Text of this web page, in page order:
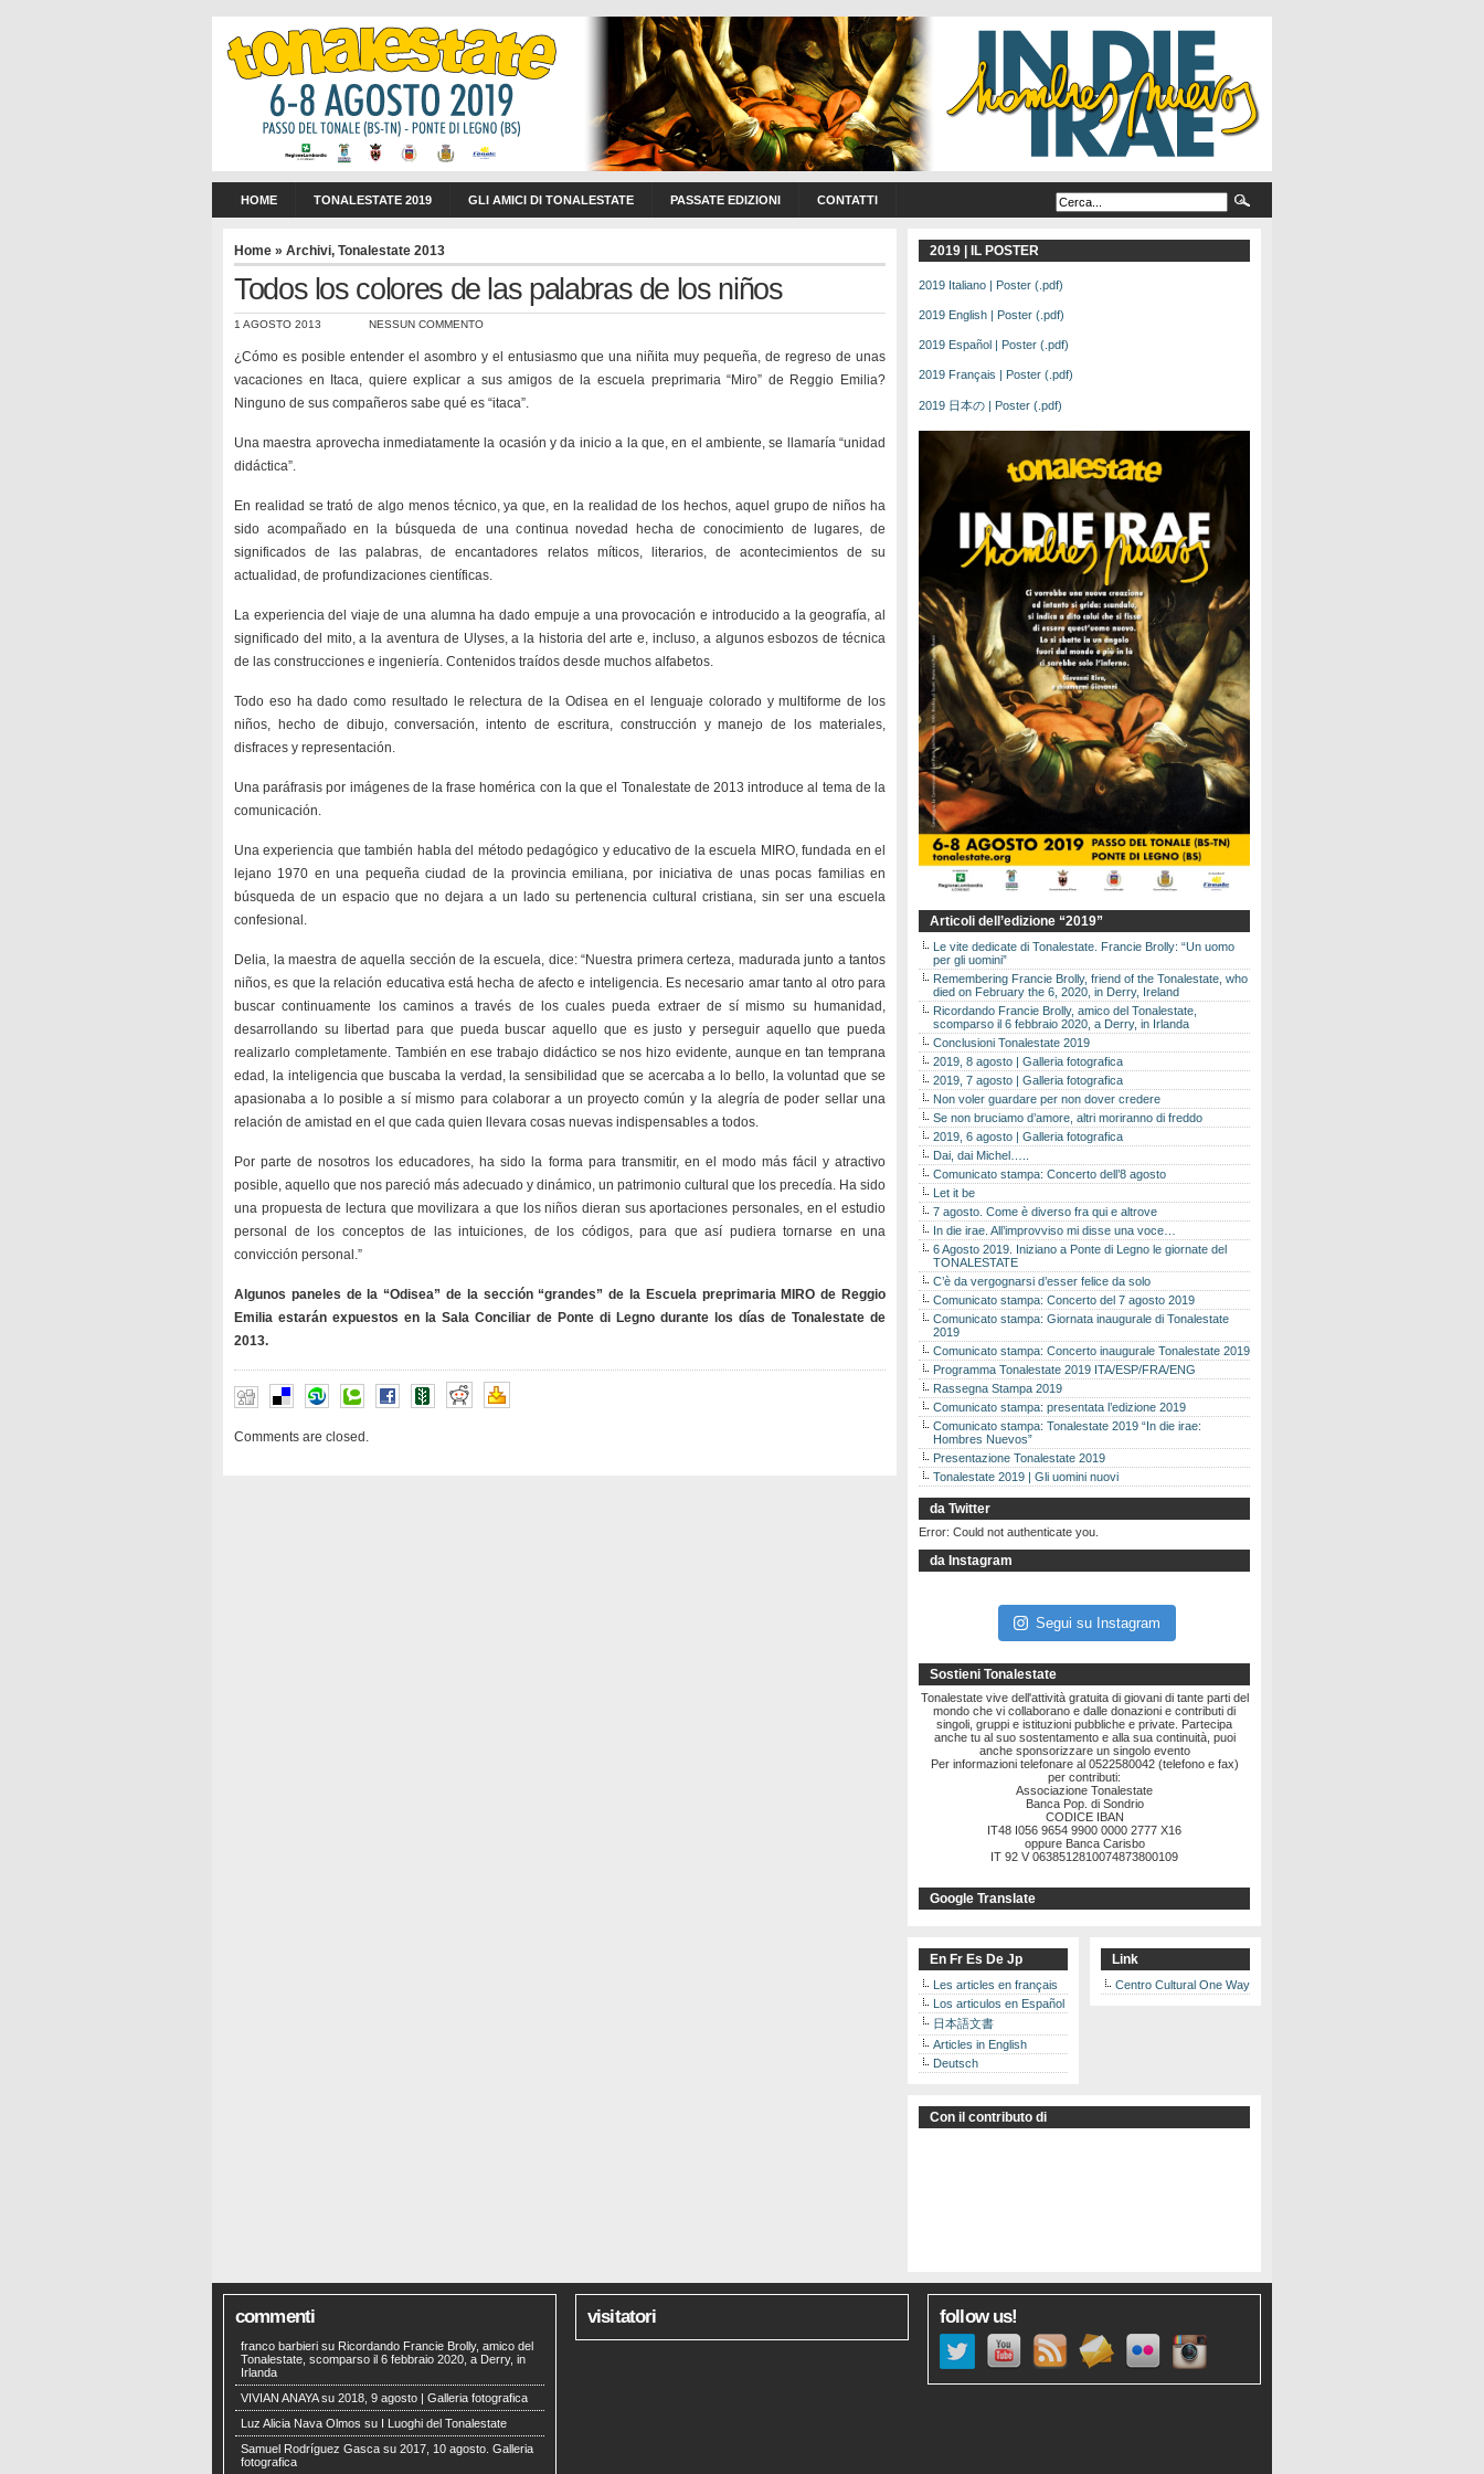
HOME TONALESTATE 2019 GLI AMICI DI TONALESTATE PASSATE EDIZIONI CONTATTI
Home » Archivi, Tonalestate 2013
Todos los colores de las palabras de los niños
1 AGOSTO 2013 NESSUN COMMENTO
¿Cómo es posible entender el asombro y el entusiasmo que una niñita muy pequeña, de regreso de unas
vacaciones en Itaca, quiere explicar a sus amigos de la escuela preprimaria “Miro” de Reggio Emilia?
Ninguno de sus compañeros sabe qué es “itaca”.
Una maestra aprovecha inmediatamente la ocasión y da inicio a la que, en el ambiente, se llamaría “unidad
didáctica”.
En realidad se trató de algo menos técnico, ya que, en la realidad de los hechos, aquel grupo de niños ha
sido acompañado en la búsqueda de una continua novedad hecha de conocimiento de lugares, de
significados de las palabras, de encantadores relatos míticos, literarios, de acontecimientos de su
actualidad, de profundizaciones científicas.
La experiencia del viaje de una alumna ha dado empuje a una provocación e introducido a la geografía, al
significado del mito, a la aventura de Ulyses, a la historia del arte e, incluso, a algunos esbozos de técnica
de las construcciones e ingeniería. Contenidos traídos desde muchos alfabetos.
Todo eso ha dado como resultado le relectura de la Odisea en el lenguaje colorado y multiforme de los
niños, hecho de dibujo, conversación, intento de escritura, construcción y manejo de los materiales,
disfraces y representación.
Una paráfrasis por imágenes de la frase homérica con la que el Tonalestate de 2013 introduce al tema de la
comunicación.
Una experiencia que también habla del método pedagógico y educativo de la escuela MIRO, fundada en el
lejano 1970 en una pequeña ciudad de la provincia emiliana, por iniciativa de unas pocas familias en
búsqueda de un espacio que no dejara a un lado su pertenencia cultural cristiana, sin ser una escuela
confesional.
Delia, la maestra de aquella sección de la escuela, dice: “Nuestra primera certeza, madurada junto a tantos
niños, es que la relación educativa está hecha de afecto e inteligencia. Es necesario amar tanto al otro para
buscar continuamente los caminos a través de los cuales pueda extraer de sí mismo su humanidad,
desarrollando su libertad para que pueda buscar aquello que es justo y perseguir aquello que pueda
realizarlo completamente. También en ese trabajo didáctico se nos hizo evidente, aunque en tan temprana
edad, la inteligencia que buscaba la verdad, la sensibilidad que se acercaba a lo bello, la voluntad que se
apasionaba a lo posible a sí mismo para colaborar a un proyecto común y la alegría de poder sellar una
relación de amistad en el que cada quien llevara cosas nuevas indispensables a todos.
Por parte de nosotros los educadores, ha sido la forma para transmitir, en el modo más fácil y atractivo
posible, aquello que nos pareció más adecuado y dinámico, un patrimonio cultural que los precedía. Ha sido
una propuesta de lectura que movilizara a que los niños dieran sus aportaciones personales, en el estudio
personal de los conceptos de las intuiciones, de los códigos, para que así pudiera tornarse en una
convicción personal.”
Algunos paneles de la “Odisea” de la sección “grandes” de la Escuela preprimaria MIRO de Reggio
Emilia estarán expuestos en la Sala Conciliar de Ponte di Legno durante los días de Tonalestate de
2013.
Comments are closed.
2019 | IL POSTER
2019 Italiano | Poster (.pdf)
2019 English | Poster (.pdf)
2019 Español | Poster (.pdf)
2019 Français | Poster (.pdf)
2019 日本の | Poster (.pdf)
Articoli dell’edizione “2019”
Le vite dedicate di Tonalestate. Francie Brolly: “Un uomo
per gli uomini”
Remembering Francie Brolly, friend of the Tonalestate, who
died on February the 6, 2020, in Derry, Ireland
Ricordando Francie Brolly, amico del Tonalestate,
scomparso il 6 febbraio 2020, a Derry, in Irlanda
Conclusioni Tonalestate 2019
2019, 8 agosto | Galleria fotografica
2019, 7 agosto | Galleria fotografica
Non voler guardare per non dover credere
Se non bruciamo d’amore, altri moriranno di freddo
2019, 6 agosto | Galleria fotografica
Dai, dai Michel…..
Comunicato stampa: Concerto dell’8 agosto
Let it be
7 agosto. Come è diverso fra qui e altrove
In die irae. All’improvviso mi disse una voce…
6 Agosto 2019. Iniziano a Ponte di Legno le giornate del
TONALESTATE
C’è da vergognarsi d’esser felice da solo
Comunicato stampa: Concerto del 7 agosto 2019
Comunicato stampa: Giornata inaugurale di Tonalestate
2019
Comunicato stampa: Concerto inaugurale Tonalestate 2019
Programma Tonalestate 2019 ITA/ESP/FRA/ENG
Rassegna Stampa 2019
Comunicato stampa: presentata l’edizione 2019
Comunicato stampa: Tonalestate 2019 “In die irae:
Hombres Nuevos”
Presentazione Tonalestate 2019
Tonalestate 2019 | Gli uomini nuovi
da Twitter
Error: Could not authenticate you.
da Instagram
Segui su Instagram
Sostieni Tonalestate
Tonalestate vive dell'attività gratuita di giovani di tante parti del
mondo che vi collaborano e dalle donazioni e contributi di
singoli, gruppi e istituzioni pubbliche e private. Partecipa
anche tu al suo sostentamento e alla sua continuità, puoi
anche sponsorizzare un singolo evento
Per informazioni telefonare al 0522580042 (telefono e fax)
per contributi:
Associazione Tonalestate
Banca Pop. di Sondrio
CODICE IBAN
IT48 I056 9654 9900 0000 2777 X16
oppure Banca Carisbo
IT 92 V 0638512810074873800109
Google Translate
En Fr Es De Jp
Les articles en français
Los articulos en Español
日本語文書
Articles in English
Deutsch
Link
Centro Cultural One Way
Con il contributo di
commenti
franco barbieri su Ricordando Francie Brolly, amico del
Tonalestate, scomparso il 6 febbraio 2020, a Derry, in
Irlanda
VIVIAN ANAYAsu 2018, 9 agosto | Galleria fotografica
Luz Alicia Nava Olmos su
I Luoghi del Tonalestate
Samuel Rodríguez Gasca su 2017, 10 agosto. Galleria
fotografica
visitatori follow us!